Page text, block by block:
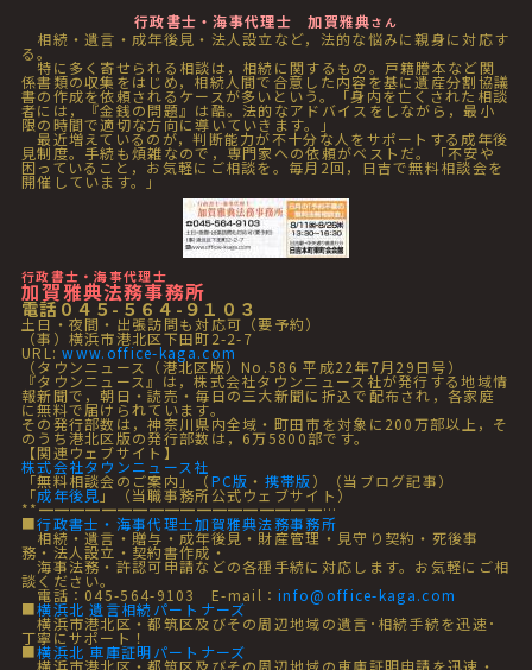
行政書士・海事代理士 加賀雅典さん
相続・遺言・成年後見・法人設立など，法的な悩みに親身に対応す
る。
特に多く寄せられる相談は，相続に関するもの。戸籍謄本など関
係書類の収集をはじめ，相続人間で合意した内容を基に遺産分割協議
書の作成を依頼されるケースが多いという。「身内を亡くされた相談
者には，『金銭の問題』は酷。法的なアドバイスをしながら，最小
限の時間で適切な方向に導いていきます。」
最近増えているのが，判断能力が不十分な人をサポートする成年後
見制度。手続も煩雑なので，専門家への依頼がベストだ。「不安や
困っていること，お気軽にご相談を。毎月2回，日吉で無料相談会を
開催しています。」
行政書士・海事代理士
加賀雅典法務事務所
電話０４５-５６４-９１０３
土日・夜間・出張訪問も対応可（要予約）
（事）横浜市港北区下田町2-2-7
URL:www.office-kaga.com
（タウンニュース（港北区版）No.586 平成22年7月29日号）
『タウンニュース』は，株式会社タウンニュース社が発行する地域情
報新聞で，朝日・読売・毎日の三大新聞に折込で配布され，各家庭
に無料で届けられています。
その発行部数は，神奈川県内全域・町田市を対象に200万部以上，そ
のうち港北区版の発行部数は，6万5800部です。
【関連ウェブサイト】
株式会社タウンニュース社
「無料相談会のご案内」（PC版 ・ 携帯版）（当ブログ記事）
「成年後見」（当職事務所公式ウェブサイト）
**━━━━━━━━━━━━━━━━━━…
■行政書士・海事代理士加賀雅典法務事務所
相続・遺言・贈与・成年後見・財産管理・見守り契約・死後事
務・法人設立・契約書作成・
海事法務・許認可申請などの各種手続に対応します。お気軽にご相
談ください。
電話：045-564-9103 E-mail：info@office-kaga.com
■横浜北 遺言相続パートナーズ
横浜市港北区・都筑区及びその周辺地域の遺言･相続手続を迅速･
丁寧にサポート！
■横浜北 車庫証明パートナーズ